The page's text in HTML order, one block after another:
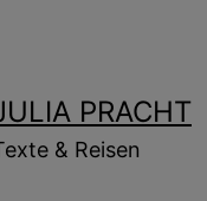
PRACHT
& Reisen